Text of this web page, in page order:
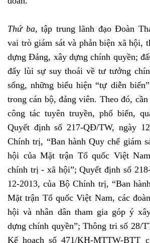
Thứ ba, tập trung lãnh đạo Đoàn
vai trò giám sát và phản biện xã hội,
dựng Đảng, xây dựng chính quyền;
đẩy lùi sự suy thoái về tư tưởng
sống, những biểu hiện “tự diễn
trong cán bộ, đảng viên. Theo đó,
công tác tuyên truyền, phổ biến,
Quyết định số 217-QĐ/TW, ngày
Chính trị, “Ban hành Quy chế giám
hội của Mặt trận Tổ quốc Việt
chính trị - xã hội”; Quyết định số
12-2013, của Bộ Chính trị, “Ban
Mặt trận Tổ quốc Việt Nam, các
hội và nhân dân tham gia góp ý
dựng chính quyền”; Thông tri số 28/
Kế hoạch số 471/KH-MTTW-BTT